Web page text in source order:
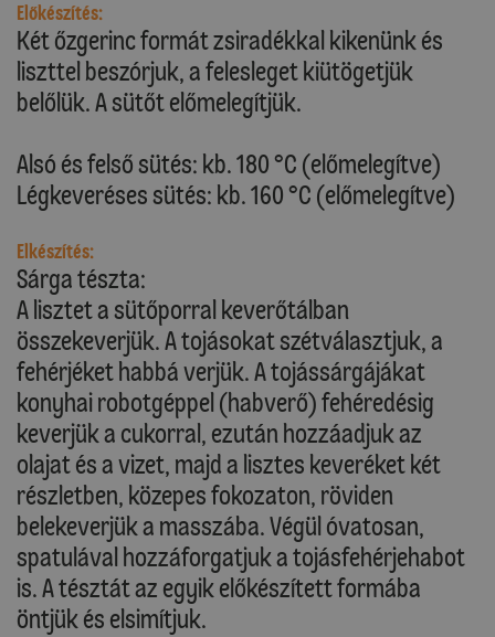
Előkészítés:
Két őzgerinc formát zsiradékkal kikenünk és
liszttel beszórjuk, a felesleget kiütögetjük
belőlük. A sütőt előmelegítjük.
Alsó és felső sütés: kb. 180 °C (előmelegítve)
Légkeveréses sütés: kb. 160 °C (előmelegítve)
Elkészítés:
Sárga tészta:
A lisztet a sütőporral keverőtálban
összekeverjük. A tojásokat szétválasztjuk, a
fehérjéket habbá verjük. A tojássárgájákat
konyhai robotgéppel (habverő) fehéredésig
keverjük a cukorral, ezután hozzáadjuk az
olajat és a vizet, majd a lisztes keveréket két
részletben, közepes fokozaton, röviden
belekeverjük a masszába. Végül óvatosan,
spatulával hozzáforgatjuk a tojásfehérjehabot
is. A tésztát az egyik előkészített formába
öntjük és elsimítjuk.